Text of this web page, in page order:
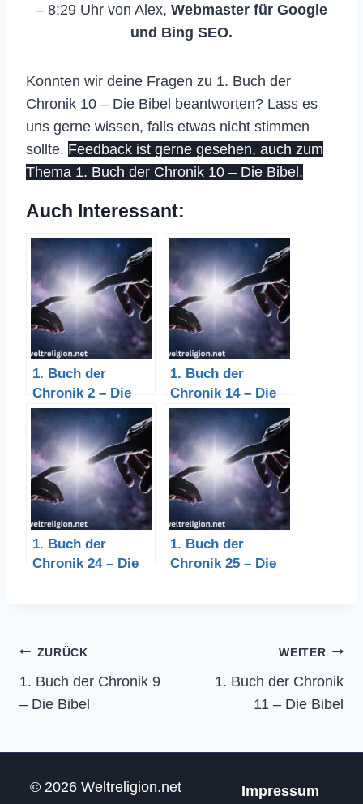
– 8:29 Uhr von Alex, Webmaster für Google
und Bing SEO.
Konnten wir deine Fragen zu 1. Buch der
Chronik 10 – Die Bibel beantworten? Lass es
uns gerne wissen, falls etwas nicht stimmen
sollte. Feedback ist gerne gesehen, auch zum
Thema 1. Buch der Chronik 10 – Die Bibel.
Auch Interessant:
1. Buch der
Chronik 2 – Die
Bibel
1. Buch der
Chronik 14 – Die
Bibel
1. Buch der
Chronik 24 – Die
1. Buch der
Chronik 25 – Die
Beitragsnavigation
ZURÜCK
1. Buch der Chronik 9
– Die Bibel
WEITER
1. Buch der Chronik
11 – Die Bibel
© 2026 Weltreligion.net Impressum